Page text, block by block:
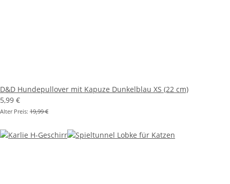
D&D Hundepullover mit Kapuze Dunkelblau XS (22 cm)
5,99 €
Alter Preis: 19,99 €